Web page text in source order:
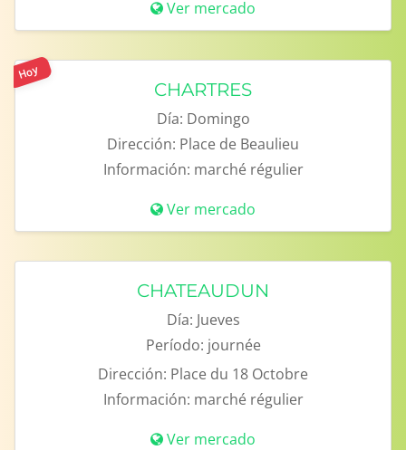
Ver mercado
Hoy
CHARTRES
Día: Domingo
Dirección: Place de Beaulieu
Información: marché régulier
Ver mercado
CHATEAUDUN
Día: Jueves
Período: journée
Dirección: Place du 18 Octobre
Información: marché régulier
Ver mercado